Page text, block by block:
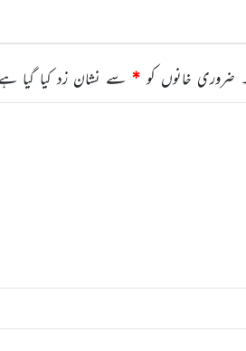
ضروری خانوں کو * سے نشان زد کیا گیا